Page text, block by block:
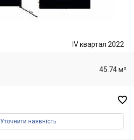
IV квартал 2022
45.74 м²

Уточнити наявність